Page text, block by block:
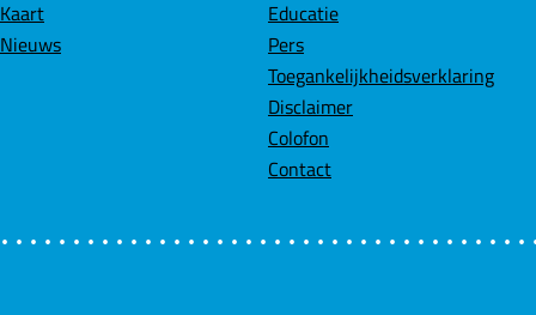
d
i
t
o
k
Kaart
Nieuws
Educatie
Pers
Toegankelijkheidsverklaring
Disclaimer
Colofon
Contact